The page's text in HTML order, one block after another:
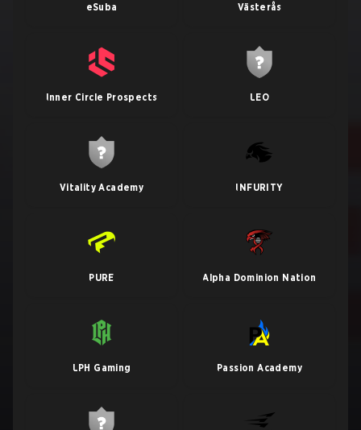
eSuba Västerås
Inner Circle Prospects LEO
Vitality Academy INFURITY
PURE Alpha Dominion Nation
LPH Gaming Passion Academy